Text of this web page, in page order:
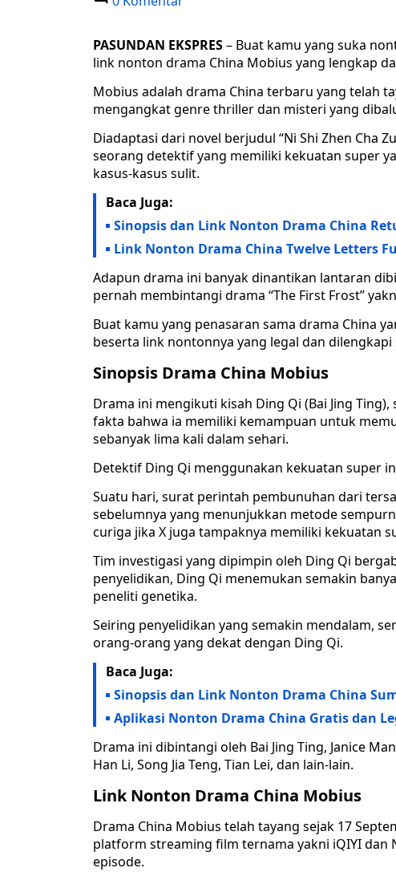
PASUNDAN EKSPRES– Buat kamu yang suka
link nonton drama China Mobius yang lengkap
Mobius adalah drama China terbaru yang telah
mengangkat genre thriller dan misteri yang
Diadaptasi dari novel berjudul “Ni Shi Zhen Cha
seorang detektif yang memiliki kekuatan super
kasus-kasus sulit.
Baca Juga:
Sinopsis dan Link Nonton Drama China
Link Nonton Drama China Twelve Letters
Adapun drama ini banyak dinantikan lantaran
pernah membintangi drama “The First Frost”
Buat kamu yang penasaran sama drama China
beserta link nontonnya yang legal dan
Sinopsis Drama China Mobius
Drama ini mengikuti kisah Ding Qi (Bai Jing
fakta bahwa ia memiliki kemampuan untuk
sebanyak lima kali dalam sehari.
Detektif Ding Qi menggunakan kekuatan super
Suatu hari, surat perintah pembunuhan dari
sebelumnya yang menunjukkan metode
curiga jika X juga tampaknya memiliki kekuatan
Tim investigasi yang dipimpin oleh Ding Qi
penyelidikan, Ding Qi menemukan semakin
peneliti genetika.
Seiring penyelidikan yang semakin mendalam,
orang-orang yang dekat dengan Ding Qi.
Baca Juga:
Sinopsis dan Link Nonton Drama China
Aplikasi Nonton Drama China Gratis dan
Drama ini dibintangi oleh Bai Jing Ting, Janice
Han Li, Song Jia Teng, Tian Lei, dan lain-lain.
Link Nonton Drama China Mobius
Drama China Mobius telah tayang sejak 17
platform streaming film ternama yakni iQIYI dan
episode.